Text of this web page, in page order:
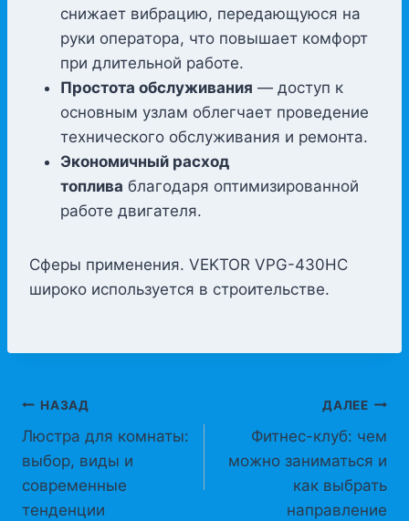
снижает вибрацию, передающуюся на
руки оператора, что повышает комфорт
при длительной работе.
Простота обслуживания — доступ к
основным узлам облегчает проведение
технического обслуживания и ремонта.
Экономичный расход
топлива благодаря оптимизированной
работе двигателя.
Сферы применения. VEKTOR VPG-430HC
широко используется в строительстве.
Навигация
по
записям
НАЗАД
Люстра для комнаты:
выбор, виды и
современные
тенденции
ДАЛЕЕ
Фитнес-клуб: чем
можно заниматься и
как выбрать
направление